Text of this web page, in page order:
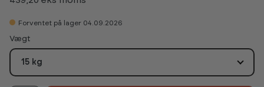
Forventet på lager 04.09.2026
Vælg
Vægt
15 kg